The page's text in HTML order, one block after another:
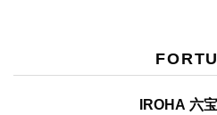
IROHA 六